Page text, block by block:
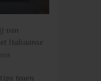
van
Italiaanse
tegen